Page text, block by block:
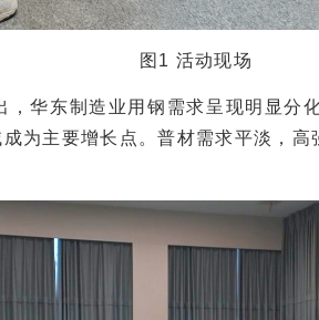
图1 活动现场
东制造业用钢需求呈现明显分
为主要增长点。普材需求平淡，